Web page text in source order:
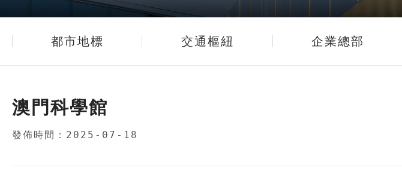
都市地標 交通樞紐 企業總部
澳門科學館
發佈時間：2025-07-18